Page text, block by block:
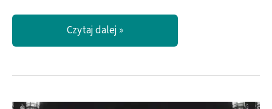
Podnieś
się!
każdym
Czytaj dalej »